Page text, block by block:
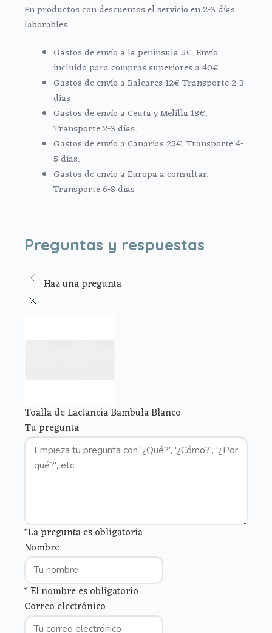
En productos con descuentos el servicio en 2-3 días
laborables
Gastos de envío a la península 5€. Envío
incluido para compras superiores a 40€
Gastos de envío a Baleares 12€ Transporte 2-3
días
Gastos de envío a Ceuta y Melilla 18€.
Transporte 2-3 días.
Gastos de envío a Canarias 25€. Transporte 4-
5 días.
Gastos de envío a Europa a consultar.
Transporte 6-8 días
Preguntas y respuestas
Haz una pregunta
Toalla de Lactancia Bambula Blanco
Tu pregunta
*La pregunta es obligatoria
Nombre
* El nombre es obligatorio
Correo electrónico